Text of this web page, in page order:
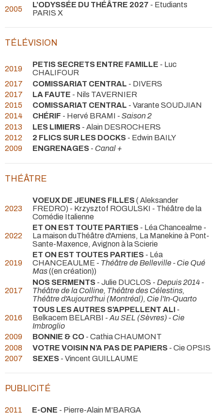
2005
L’ODYSSÉE DU THÉÂTRE 2027 - Etudiants
PARIS X
TÉLÉVISION
2019 PETIS SECRETS ENTRE FAMILLE - Luc
CHALIFOUR
2017
COMISSARIAT CENTRAL - DIVERS
2017
LA FAUTE - Nils TAVERNIER
2015
COMISSARIAT CENTRAL - Varante SOUDJIAN
2014
CHÉRIF - Hervé BRAMI - Saison 2
2013
LES LIMIERS - Alain DESROCHERS
2012
2 FLICS SUR LES DOCKS - Edwin BAILY
2009
ENGRENAGES - Canal +
THÉÂTRE
2023
VOEUX DE JEUNES FILLES( Aleksander
FREDRO) - Krzysztof ROGULSKI - Théâtre de la
Comédie Italienne
2022
ET ON EST TOUTE PARTIES - Léa Chancealme -
La maison duThéâtre d'Amiens, La Manekine à Pont-
Sante-Maxence, Avignon à la Scierie
2019
ET ON EST TOUTES PARTIES - Léa
CHANCEAULME - Théâtre de Belleville - Cie Qué
Mas((en création))
2017
NOS SERMENTS - Julie DUCLOS - Depuis 2014 -
Théâtre de la Colline, Théâtre des Célestins,
Théâtre d'Aujourd'hui (Montréal), Cie l'In-Quarto
2016
TOUS LES AUTRES S'APPELLENT ALI -
Belkacem BELARBI - Au SEL (Sèvres) - Cie
Imbroglio
2009
BONNIE & CO - Cathia CHAUMONT
2008
VOTRE VOISIN N’A PAS DE PAPIERS - Cie OPSIS
2007
SEXES - Vincent GUILLAUME
PUBLICITÉ
2011 E-ONE - Pierre-Alain M'BARGA